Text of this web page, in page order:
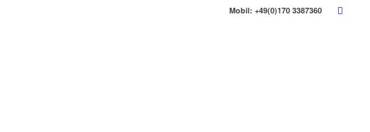
Mobil: +49(0)170 3387360